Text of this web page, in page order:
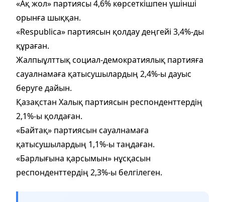
«Ақ жол» партиясы 4,6% көрсеткішпен үшінші
орынға шыққан.
«Respublica» партиясын қолдау деңгейі 3,4%-ды
құраған.
Жалпыұлттық социал-демократиялық партияға
сауалнамаға қатысушылардың 2,4%-ы дауыс
беруге дайын.
Қазақстан Халық партиясын респонденттердің
2,1%-ы қолдаған.
«Байтақ» партиясын сауалнамаға
қатысушылардың 1,1%-ы таңдаған.
«Барлығына қарсымын» нұсқасын
респонденттердің 2,3%-ы белгілеген.